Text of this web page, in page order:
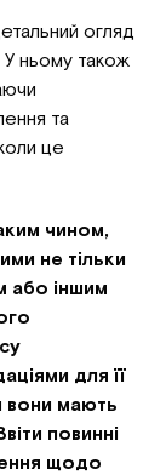
огляд
У ньому також
та
це
чином,
не тільки
або іншим
для її
вони мають
повинні
щодо